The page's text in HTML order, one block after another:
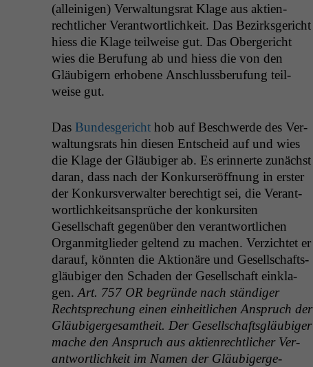
(alleini­gen) Ver­wal­tungsrat Klage aus aktien­
rechtlich­er Ver­ant­wortlichkeit. Das Bezirks­gericht
hiess die Klage teil­weise gut. Das Oberg­ericht
wies die Beru­fung ab und hiess die von den
Gläu­bigern erhobene Anschluss­beru­fung teil­
weise gut.
Das Bun­des­gerichthob auf Beschw­erde des Ver­
wal­tungsrats hin diesen Entscheid auf und wies
die Klage der Gläu­biger ab. Es erin­nerte zunächst
daran, dass nach der Konkurs­eröff­nung in erster
der Konkursver­wal­ter berechtigt sei, die Ver­ant­
wortlichkeit­sansprüche der konkur­siten
Gesellschaft gegenüber den ver­ant­wortlichen
Organ­mit­glieder gel­tend zu machen. Verzichtet er
darauf, kön­nten die Aktionäre und Gesellschafts­
gläu­biger den Schaden der Gesellschaft ein­kla­
gen. Art. 757 OR begründe nach ständi­ger
Recht­sprechung einen ein­heitlichen Anspruch der
Gläu­bigerge­samtheit. Der Gesellschafts­gläu­biger
mache den Anspruch aus aktien­rechtlich­er Ver­
ant­wortlichkeit im Namen der Gläu­bigerge­